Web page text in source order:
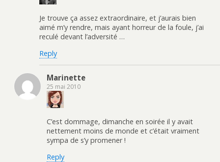
Je trouve ça assez extraordinaire, et j’aurais bien
aimé m’y rendre, mais ayant horreur de la foule, j’ai
reculé devant l’adversité …
Reply
Marinette
25 mai 2010
C’est dommage, dimanche en soirée il y avait
nettement moins de monde et c’était vraiment
sympa de s’y promener !
Reply